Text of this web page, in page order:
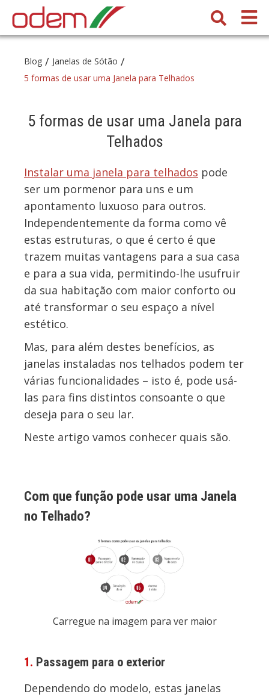
Blog / Janelas de Sótão /
5 formas de usar uma Janela para Telhados
5 formas de usar uma Janela para
Telhados
Instalar uma janela para telhados pode
ser um pormenor para uns e um
apontamento luxuoso para outros.
Independentemente da forma como vê
estas estruturas, o que é certo é que
trazem muitas vantagens para a sua casa
e para a sua vida, permitindo-lhe usufruir
da sua habitação com maior conforto ou
até transformar o seu espaço a nível
estético.
Mas, para além destes benefícios, as
janelas instaladas nos telhados podem ter
várias funcionalidades – isto é, pode usá-
las para fins distintos consoante o que
deseja para o seu lar.
Neste artigo vamos conhecer quais são.
Com que função pode usar uma Janela
no Telhado?
Carregue na imagem para ver maior
1. Passagem para o exterior
Dependendo do modelo, estas janelas